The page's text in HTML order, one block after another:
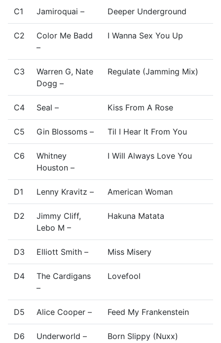
C1 Jamiroquai – Deeper Underground
C2
Color Me Badd
–
I Wanna Sex You Up
C3
Warren G, Nate
Dogg –
Regulate (Jamming Mix)
C4 Seal – Kiss From A Rose
C5 Gin Blossoms – Til I Hear It From You
C6
Whitney
Houston –
I Will Always Love You
D1 Lenny Kravitz – American Woman
D2
Jimmy Cliff,
Lebo M –
Hakuna Matata
D3 Elliott Smith – Miss Misery
D4
The Cardigans
–
Lovefool
D5 Alice Cooper – Feed My Frankenstein
D6 Underworld – Born Slippy (Nuxx)